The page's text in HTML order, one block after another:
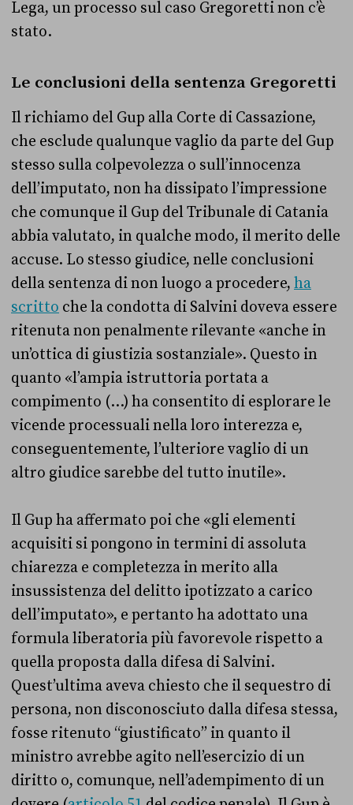
Lega, un processo sul caso Gregoretti non c’è
stato.
Le conclusioni della sentenza Gregoretti
Il richiamo del Gup alla Corte di Cassazione,
che esclude qualunque vaglio da parte del Gup
stesso sulla colpevolezza o sull’innocenza
dell’imputato, non ha dissipato l’impressione
che comunque il Gup del Tribunale di Catania
abbia valutato, in qualche modo, il merito delle
accuse. Lo stesso giudice, nelle conclusioni
della sentenza di non luogo a procedere, ha
scritto che la condotta di Salvini doveva essere
ritenuta non penalmente rilevante «anche in
un’ottica di giustizia sostanziale». Questo in
quanto «l’ampia istruttoria portata a
compimento (…) ha consentito di esplorare le
vicende processuali nella loro interezza e,
conseguentemente, l’ulteriore vaglio di un
altro giudice sarebbe del tutto inutile».
Il Gup ha affermato poi che «gli elementi
acquisiti si pongono in termini di assoluta
chiarezza e completezza in merito alla
insussistenza del delitto ipotizzato a carico
dell’imputato», e pertanto ha adottato una
formula liberatoria più favorevole rispetto a
quella proposta dalla difesa di Salvini.
Quest’ultima aveva chiesto che il sequestro di
persona, non disconosciuto dalla difesa stessa,
fosse ritenuto “giustificato” in quanto il
ministro avrebbe agito nell’esercizio di un
diritto o, comunque, nell’adempimento di un